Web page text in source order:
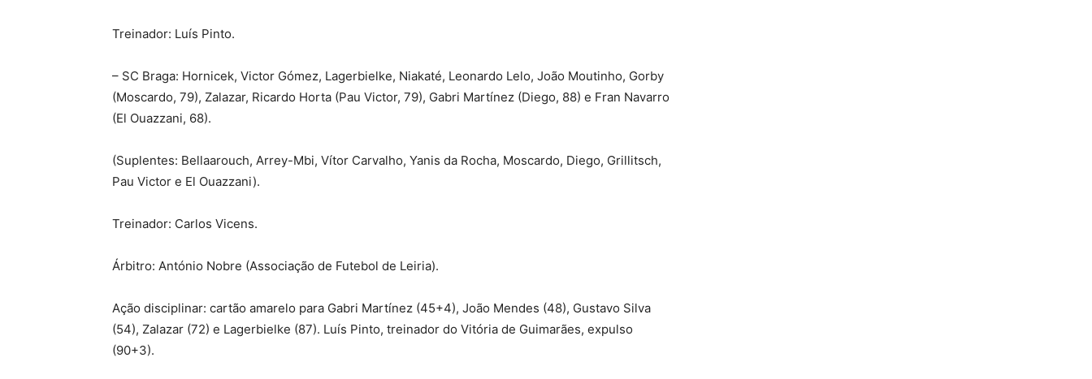
Treinador: Luís Pinto.
– SC Braga: Hornicek, Victor Gómez, Lagerbielke, Niakaté, Leonardo Lelo, João Moutinho, Gorby
(Moscardo, 79), Zalazar, Ricardo Horta (Pau Victor, 79), Gabri Martínez (Diego, 88) e Fran Navarro
(El Ouazzani, 68).
(Suplentes: Bellaarouch, Arrey-Mbi, Vítor Carvalho, Yanis da Rocha, Moscardo, Diego, Grillitsch,
Pau Victor e El Ouazzani).
Treinador: Carlos Vicens.
Árbitro: António Nobre (Associação de Futebol de Leiria).
Ação disciplinar: cartão amarelo para Gabri Martínez (45+4), João Mendes (48), Gustavo Silva
(54), Zalazar (72) e Lagerbielke (87). Luís Pinto, treinador do Vitória de Guimarães, expulso
(90+3).